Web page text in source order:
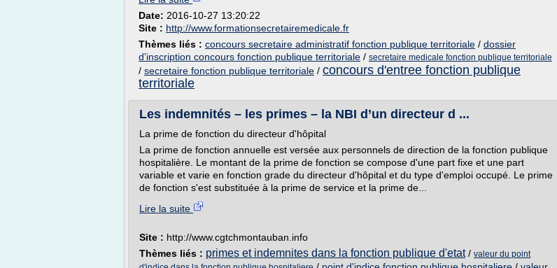
Date: 2016-10-27 13:20:22
Site : http://www.formationsecretairemedicale.fr
Thèmes liés : concours secretaire administratif fonction publique territoriale / dossier
d'inscription concours fonction publique territoriale / secretaire medicale fonction publique territoriale
/ secretaire fonction publique territoriale / concours d'entree fonction publique
territoriale
Les indemnités – les primes – la NBI d’un directeur d ...
La prime de fonction du directeur d'hôpital
La prime de fonction annuelle est versée aux personnels de direction de la fonction publique
hospitalière. Le montant de la prime de fonction se compose d'une part fixe et une part
variable et varie en fonction grade du directeur d'hôpital et du type d'emploi occupé. Le prime
de fonction s'est substituée à la prime de service et la prime de...
Lire la suite
Site : http://www.cgtchmontauban.info
Thèmes liés : primes et indemnites dans la fonction publique d'etat/ valeur du point